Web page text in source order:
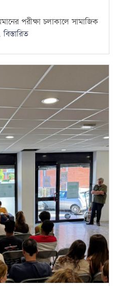
পরীক্ষা চলাকালে সামাজিক
বিস্তারিত